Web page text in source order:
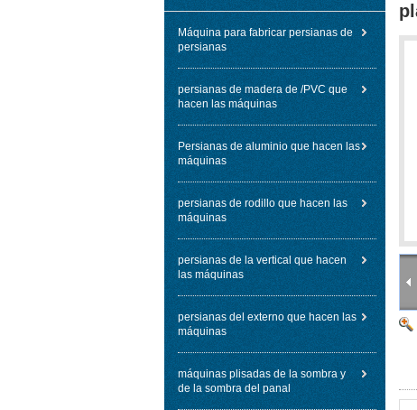
Máquina para fabricar persianas de
persianas
persianas de madera de /PVC que
hacen las máquinas
Persianas de aluminio que hacen las
máquinas
persianas de rodillo que hacen las
máquinas
persianas de la vertical que hacen
las máquinas
persianas del externo que hacen las
máquinas
máquinas plisadas de la sombra y
de la sombra del panal